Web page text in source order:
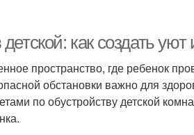
как создать
пространство, где ребенок
обстановки важно для
по обустройству детской